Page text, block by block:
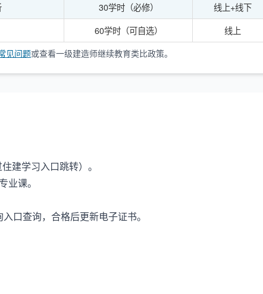
30学时（必修） 线上+线下
60学时（可自选） 线上
见问题或查看一级建造师继续教育类比政策。
住建学习入口跳转）。
业课。
入口查询，合格后更新电子证书。